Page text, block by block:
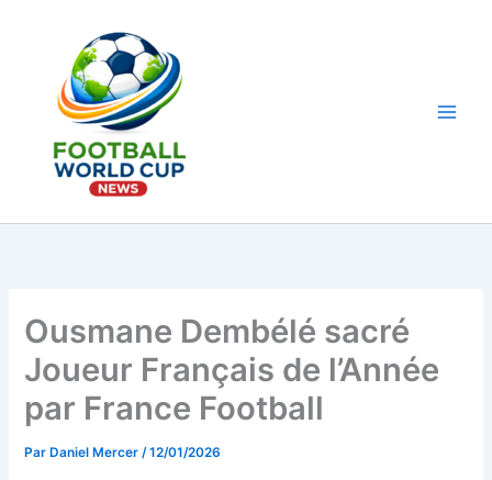
Ousmane Dembélé sacré
Joueur Français de l’Année
par France Football
Par Daniel Mercer/12/01/2026